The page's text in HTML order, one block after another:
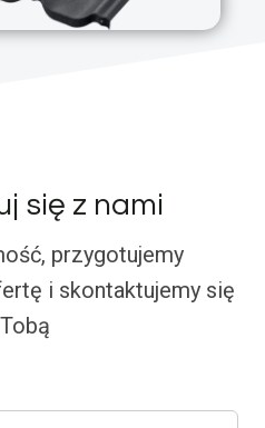
się z nami
przygotujemy
i skontaktujemy się